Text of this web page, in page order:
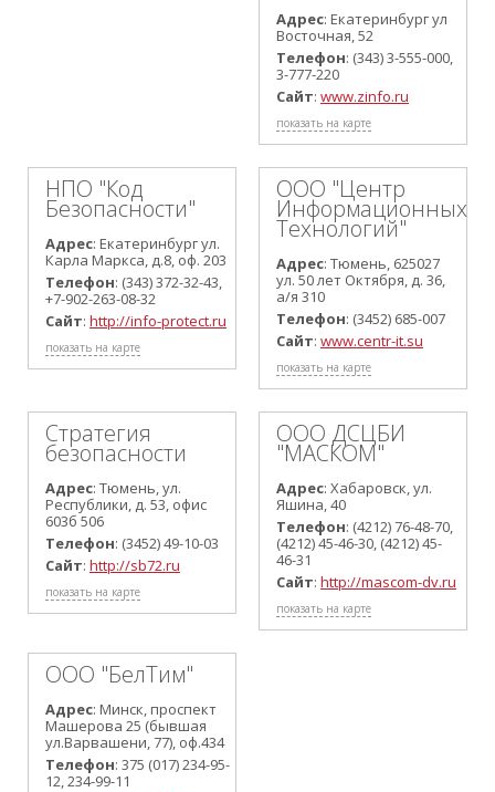
Адрес: Екатеринбург ул
Восточная, 52
Телефон: (343) 3-555-000,
3-777-220
Сайт: www.zinfo.ru
показать на карте
НПО "Код
Безопасности"
Адрес: Екатеринбург ул.
Карла Маркса, д.8, оф. 203
Телефон: (343) 372-32-43,
+7-902-263-08-32
Сайт: http://info-protect.ru
показать на карте
ООО "Центр
Информационных
Технологий"
Адрес: Тюмень, 625027
ул. 50 лет Октября, д. 36,
а/я 310
Телефон: (3452) 685-007
Сайт: www.centr-it.su
показать на карте
Стратегия
безопасности
Адрес: Тюмень, ул.
Республики, д. 53, офис
603б 506
Телефон: (3452) 49-10-03
Сайт: http://sb72.ru
показать на карте
ООО ДСЦБИ
"МАСКОМ"
Адрес: Хабаровск, ул.
Яшина, 40
Телефон: (4212) 76-48-70,
(4212) 45-46-30, (4212) 45-
46-31
Сайт: http://mascom-dv.ru
показать на карте
ООО "БелТим"
Адрес: Минск, проспект
Машерова 25 (бывшая
ул.Варвашени, 77), оф.434
Телефон: 375 (017) 234-95-
12, 234-99-11